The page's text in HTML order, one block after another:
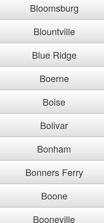
Bloomsburg
Blountville
Blue Ridge
Boerne
Boise
Bolivar
Bonham
Bonners Ferry
Boone
Booneville